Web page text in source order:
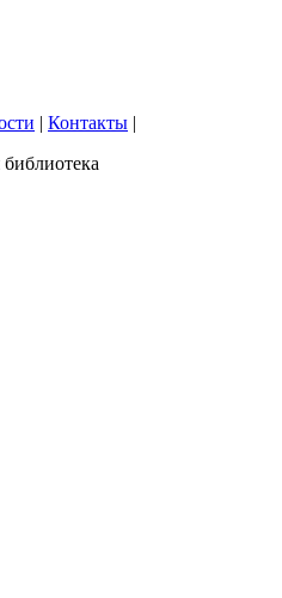
| Контакты |